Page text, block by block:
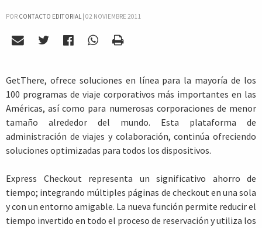
POR CONTACTO EDITORIAL| 02 NOVIEMBRE 2011
GetThere, ofrece soluciones en línea para la mayoría de los
100 programas de viaje corporativos más importantes en las
Américas, así como para numerosas corporaciones de menor
tamaño alrededor del mundo. Esta plataforma de
administración de viajes y colaboración, continúa ofreciendo
soluciones optimizadas para todos los dispositivos.
Express Checkout representa un significativo ahorro de
tiempo; integrando múltiples páginas de checkout en una sola
y con un entorno amigable. La nueva función permite reducir el
tiempo invertido en todo el proceso de reservación y utiliza los